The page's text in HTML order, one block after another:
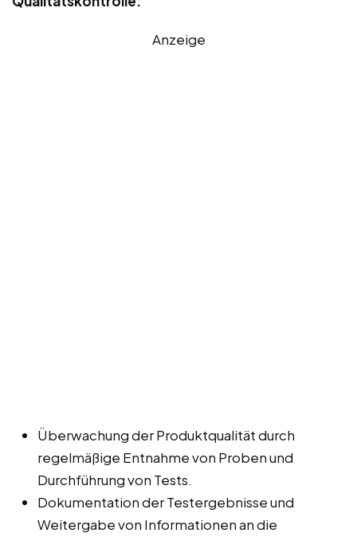
Anzeige
Überwachung der Produktqualität durch
regelmäßige Entnahme von Proben und
Durchführung von Tests.
Dokumentation der Testergebnisse und
Weitergabe von Informationen an die